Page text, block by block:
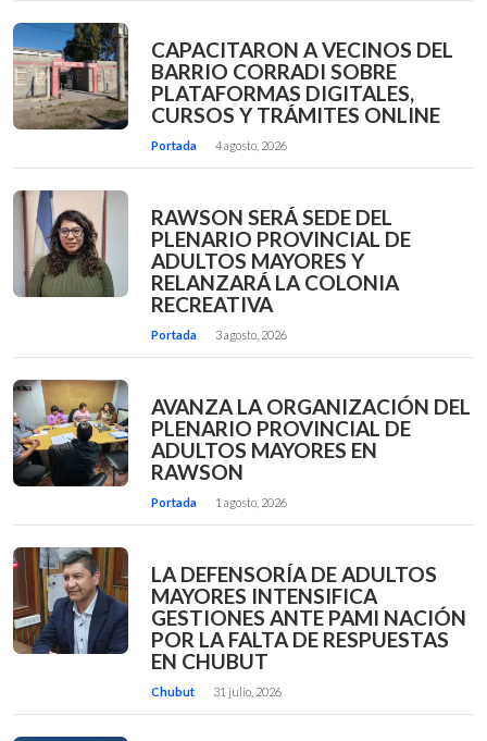
CAPACITARON A VECINOS DEL
BARRIO CORRADI SOBRE
PLATAFORMAS DIGITALES,
CURSOS Y TRÁMITES ONLINE
Portada 4 agosto, 2026
RAWSON SERÁ SEDE DEL
PLENARIO PROVINCIAL DE
ADULTOS MAYORES Y
RELANZARÁ LA COLONIA
RECREATIVA
Portada 3 agosto, 2026
AVANZA LA ORGANIZACIÓN DEL
PLENARIO PROVINCIAL DE
ADULTOS MAYORES EN
RAWSON
Portada 1 agosto, 2026
LA DEFENSORÍA DE ADULTOS
MAYORES INTENSIFICA
GESTIONES ANTE PAMI NACIÓN
POR LA FALTA DE RESPUESTAS
EN CHUBUT
Chubut 31 julio, 2026